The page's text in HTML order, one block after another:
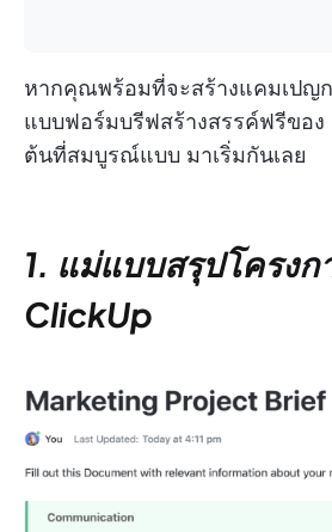
หากคุณพร้อมที่จะสร้างแคมเปญ
แบบฟอร์มบรีฟสร้างสรรค์ฟรีของ
ต้นที่สมบูรณ์แบบ มาเริ่มกันเลย
1. แม่แบบสรุปโครงก
ClickUp